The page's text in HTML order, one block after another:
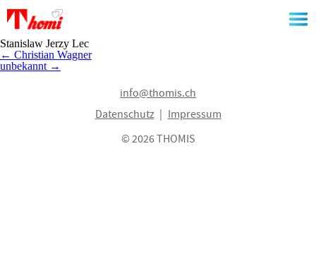
the
content
Stanislaw Jerzy Lec
Beitragsnavigation
← Christian Wagner
unbekannt →
© 2026 THOMIS
Datenschutz Impressum
info@thomis.ch